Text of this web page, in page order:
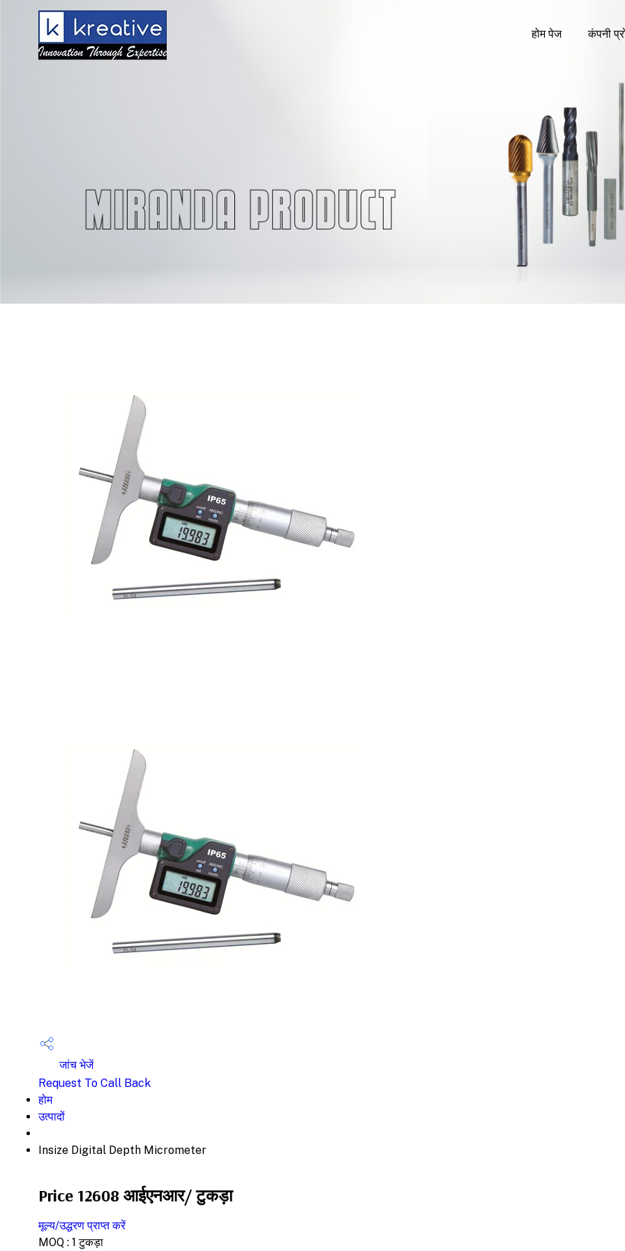
होम पेज कंपनी
जांच भेजें
Request To Call Back
होम
उत्पादों
Insize Digital Depth Micrometer
Price 12608 आईएनआर/ टुकड़ा
मूल्य/उद्धरण प्राप्त करें
MOQ : 1 टुकड़ा